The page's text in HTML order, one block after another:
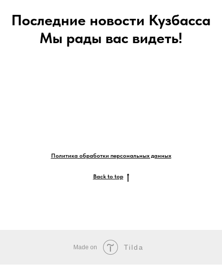
Последние новости Кузбасса
Мы рады вас видеть!
Политика обработки персональных данных
Back to top
Made on Tilda